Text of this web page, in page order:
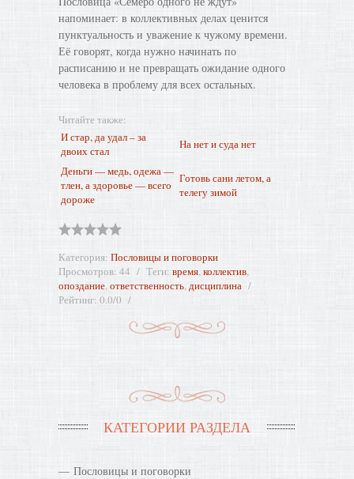
напоминает: в коллективных делах ценится
пунктуальность и уважение к чужому времени.
Её говорят, когда нужно начинать по
расписанию и не превращать ожидание одного
человека в проблему для всех остальных.
Читайте также:
И стар, да удал – за
двоих стал
На нет и суда нет
Деньги — медь, одежа —
тлен, а здоровье — всего
дороже
Готовь сани летом, а
телегу зимой
Категория: Пословицы и поговорки
Просмотров: 44 Теги: время,коллектив,
опоздание,ответственность,дисциплина
Рейтинг: 0.0/0
КАТЕГОРИИ РАЗДЕЛА
Пословицы и поговорки